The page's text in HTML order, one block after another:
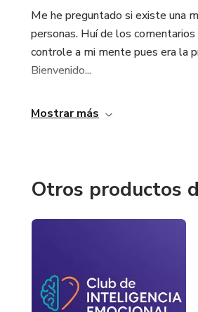
Me he preguntado si existe una
personas. Huí de los
controle a mi mente pues era la
Bienvenido...
Mostrar más
Otros productos